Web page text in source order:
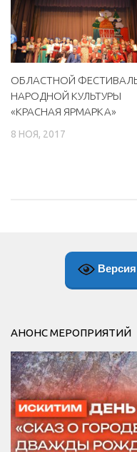
музей»
МБУ Парк культуры
МБУК
ДК «Россия»
Афиша
Независимая оценка
ОБЛАСТНОЙ
НАРОДНОЙ КУЛЬТУРЫ
«КРАСНАЯ ЯРМАРКА»
8 НОЯ, 2017
АНОНС МЕРОПРИЯТИЙ